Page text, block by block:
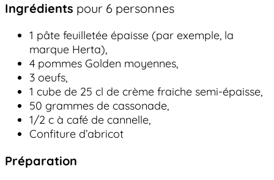
Ingrédients pour 6 personnes
1 pâte feuilletée épaisse (par exemple, la
marque Herta),
4 pommes Golden moyennes,
3 oeufs,
1 cube de 25 cl de crème fraiche semi-épaisse,
50 grammes de cassonade,
1/2 c à café de cannelle,
Confiture d’abricot
Préparation